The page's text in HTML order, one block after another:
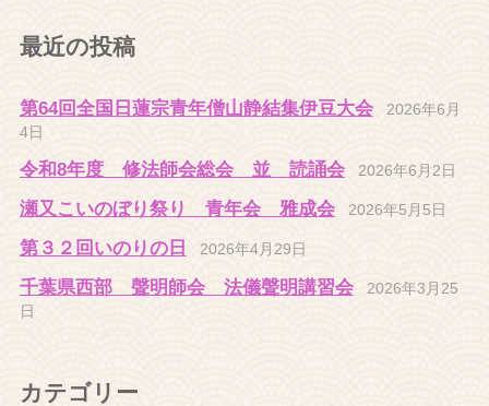
最近の投稿
第64回全国日蓮宗青年僧山静結集伊豆大会
2026年6月
4日
令和8年度 修法師会総会 並 読誦会 2026年6月2日
瀬又こいのぼり祭り 青年会 雅成会 2026年5月5日
第３２回いのりの日 2026年4月29日
千葉県西部 聲明師会 法儀聲明講習会
2026年3月25
日
カテゴリー